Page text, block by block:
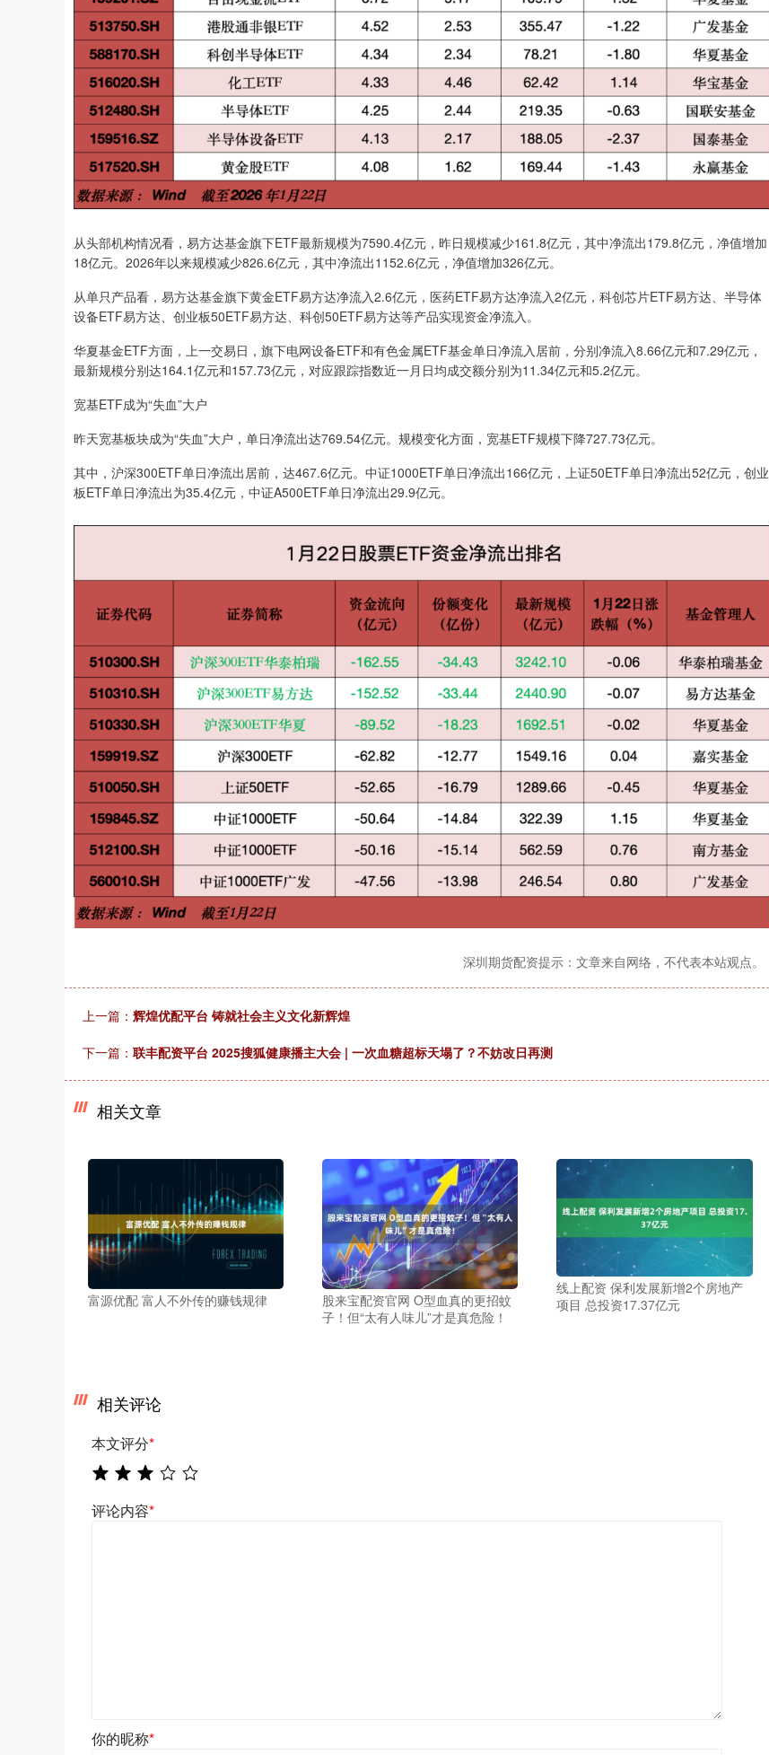
从头部机构情况看，易方达基金旗下ETF最新规模为7590.4亿元，昨日规模减少161.8亿元，其中净流出179.8亿元，净值增加
18亿元。2026年以来规模减少826.6亿元，其中净流出1152.6亿元，净值增加326亿元。
从单只产品看，易方达基金旗下黄金ETF易方达净流入2.6亿元，医药ETF易方达净流入2亿元，科创芯片ETF易方达、半导体
设备ETF易方达、创业板50ETF易方达、科创50ETF易方达等产品实现资金净流入。
华夏基金ETF方面，上一交易日，旗下电网设备ETF和有色金属ETF基金单日净流入居前，分别净流入8.66亿元和7.29亿元，
最新规模分别达164.1亿元和157.73亿元，对应跟踪指数近一月日均成交额分别为11.34亿元和5.2亿元。
宽基ETF成为“失血”大户
昨天宽基板块成为“失血”大户，单日净流出达769.54亿元。规模变化方面，宽基ETF规模下降727.73亿元。
其中，沪深300ETF单日净流出居前，达467.6亿元。中证1000ETF单日净流出166亿元，上证50ETF单日净流出52亿元，创业
板ETF单日净流出为35.4亿元，中证A500ETF单日净流出29.9亿元。
深圳期货配资提示：文章来自网络，不代表本站观点。
上一篇： 辉煌优配平台 铸就社会主义文化新辉煌
下一篇： 联丰配资平台 2025搜狐健康播主大会 | 一次血糖超标天塌了？不妨改日再测
相关文章
富源优配 富人不外传的赚钱规律
股来宝配资官网 O型血真的更招蚊
子！但“太有人味儿”才是真危险！
线上配资 保利发展新增2个房地产
项目 总投资17.37亿元
相关评论
本文评分*
评论内容*
你的昵称*